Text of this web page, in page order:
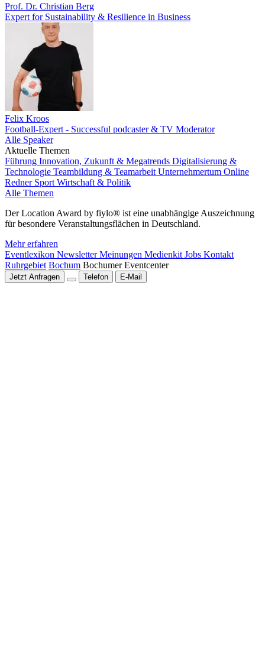
Prof. Dr. Christian Berg
Expert for Sustainability & Resilience in Business
Felix Kroos
Football-Expert - Successful podcaster & TV Moderator
Alle Speaker
Aktuelle Themen
Führung Innovation, Zukunft & Megatrends Digitalisierung &
Technologie Teambildung & Teamarbeit Unternehmertum Online
Redner Sport Wirtschaft & Politik
Alle Themen
Der Location Award by fiylo® ist eine unabhängige Auszeichnung
für besondere Veranstaltungsflächen in Deutschland.
Mehr erfahren
Eventlexikon NewsletterMeinungen Medienkit Jobs Kontakt
Ruhrgebiet Bochum Bochumer Eventcenter
Jetzt Anfragen Telefon E-Mail